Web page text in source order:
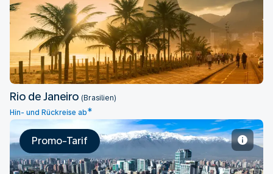
Rio de Janeiro
Rio de Janeiro (Brasilien)
Hin- und Rückreise ab*
Promo-Tarif